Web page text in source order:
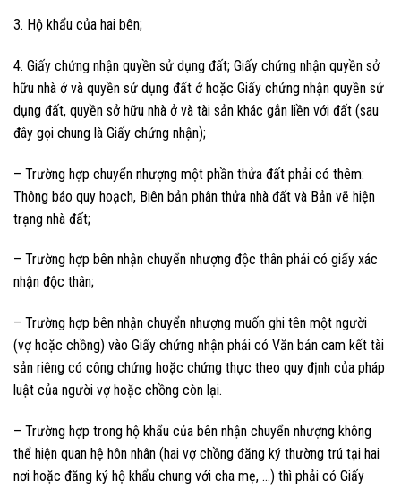
3. Hộ khẩu của hai bên;
4. Giấy chứng nhận quyền sử dụng đất; Giấy chứng nhận quyền sở
hữu nhà ở và quyền sử dụng đất ở hoặc Giấy chứng nhận quyền sử
dụng đất, quyền sở hữu nhà ở và tài sản khác gắn liền với đất (sau
đây gọi chung là Giấy chứng nhận);
– Trường hợp chuyển nhượng một phần thửa đất phải có thêm:
Thông báo quy hoạch, Biên bản phân thửa nhà đất và Bản vẽ hiện
trạng nhà đất;
– Trường hợp bên nhận chuyển nhượng độc thân phải có giấy xác
nhận độc thân;
– Trường hợp bên nhận chuyển nhượng muốn ghi tên một người
(vợ hoặc chồng) vào Giấy chứng nhận phải có Văn bản cam kết tài
sản riêng có công chứng hoặc chứng thực theo quy định của pháp
luật của người vợ hoặc chồng còn lại.
– Trường hợp trong hộ khẩu của bên nhận chuyển nhượng không
thể hiện quan hệ hôn nhân (hai vợ chồng đăng ký thường trú tại hai
nơi hoặc đăng ký hộ khẩu chung với cha mẹ, …) thì phải có Giấy